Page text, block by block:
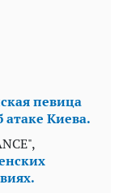
певица
атаке Киева.